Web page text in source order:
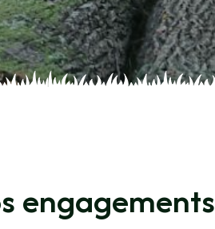
engagements